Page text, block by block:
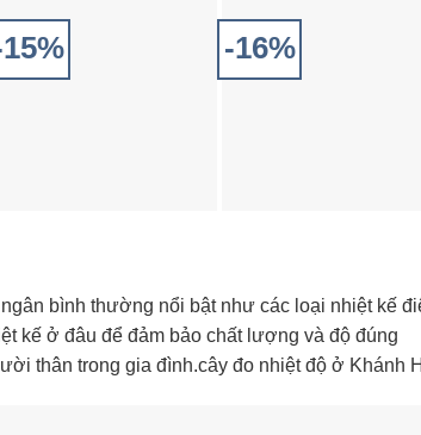
-16%
bình thường nổi bật như các loại nhiệt kế
kế ở đâu để đảm bảo chất lượng và độ đúng
thân trong gia đình.cây đo nhiệt độ ở Khánh